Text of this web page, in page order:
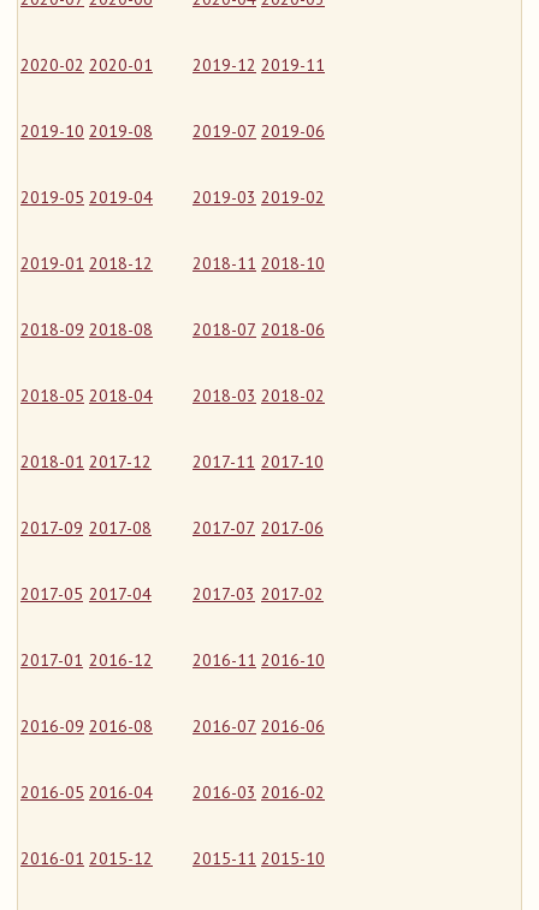
2020-02 2020-01 2019-12 2019-11
2019-10 2019-08 2019-07 2019-06
2019-05 2019-04 2019-03 2019-02
2019-01 2018-12 2018-11 2018-10
2018-09 2018-08 2018-07 2018-06
2018-05 2018-04 2018-03 2018-02
2018-01 2017-12 2017-11 2017-10
2017-09 2017-08 2017-07 2017-06
2017-05 2017-04 2017-03 2017-02
2017-01 2016-12 2016-11 2016-10
2016-09 2016-08 2016-07 2016-06
2016-05 2016-04 2016-03 2016-02
2016-01 2015-12 2015-11 2015-10